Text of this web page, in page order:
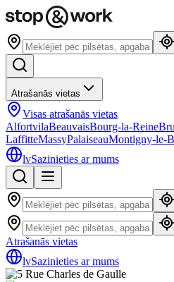
Atrašanās vietas
Visas atrašanās vietas
AlfortvilaBeauvaisBourg-la-Reine
LaffitteMassyPalaiseauMontigny-le-
lvSazinieties ar mums
Atrašanās vietas
lvSazinieties ar mums